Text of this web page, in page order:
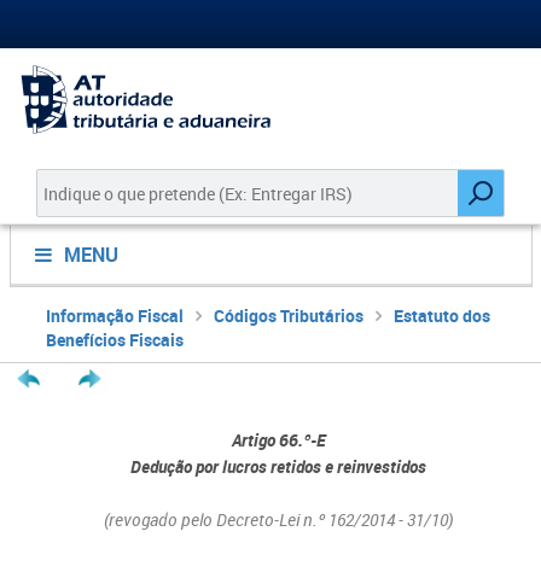
MENU
Informação Fiscal Códigos Tributários
Estatuto dos
Benefícios Fiscais
Artigo 66.º-E
Dedução por lucros retidos e reinvestidos
(revogado pelo Decreto-Lei n.º 162/2014 - 31/10)